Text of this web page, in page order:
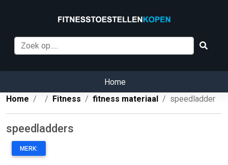
Home
Home
Fitness fitness materiaal speedladder
speedladders
MERK: